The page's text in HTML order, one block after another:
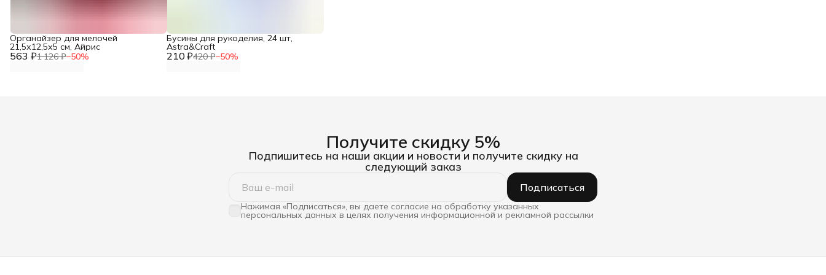
563 ₽1 126 ₽−50%
Органайзер для мелочей
21,5х12,5х5 см, Айрис
210 ₽420 ₽−50%
Бусины для рукоделия, 24 шт,
Astra&Craft
Получите скидку 5%
Подпишитесь на наши акции и новости и получите скидку на
следующий заказ
Подписаться
Нажимая «Подписаться», вы даете согласие на обработку указанных
персональных данных в целях получения информационной и рекламной рассылки